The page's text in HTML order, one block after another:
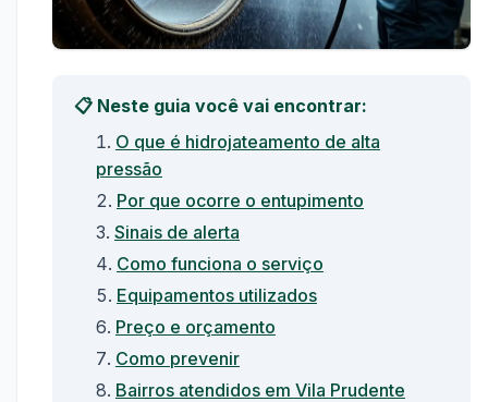
📋 Neste guia você vai encontrar:
O que é hidrojateamento de alta
pressão
Por que ocorre o entupimento
Sinais de alerta
Como funciona o serviço
Equipamentos utilizados
Preço e orçamento
Como prevenir
Bairros atendidos em Vila Prudente